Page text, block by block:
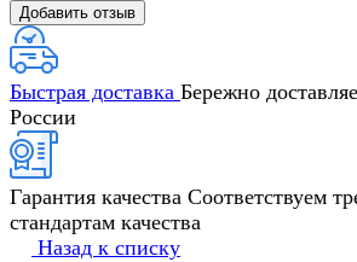
Добавить отзыв
Быстрая доставка Бережно
России
Гарантия качества Соответствуем
стандартам качества
Назад к списку